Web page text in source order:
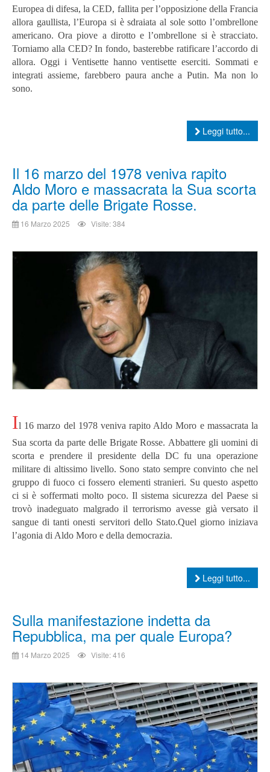
Europea di difesa, la CED, fallita per l’opposizione della Francia
allora gaullista, l’Europa si è sdraiata al sole sotto l’ombrellone
americano. Ora piove a dirotto e l’ombrellone si è stracciato.
Torniamo alla CED? In fondo, basterebbe ratificare l’accordo di
allora. Oggi i Ventisette hanno ventisette eserciti. Sommati e
integrati assieme, farebbero paura anche a Putin. Ma non lo
sono.
Leggi tutto...
Il 16 marzo del 1978 veniva rapito
Aldo Moro e massacrata la Sua scorta
da parte delle Brigate Rosse.
16 Marzo 2025 Visite: 384
Il 16 marzo del 1978 veniva rapito Aldo Moro e massacrata la
Sua scorta da parte delle Brigate Rosse. Abbattere gli uomini di
scorta e prendere il presidente della DC fu una operazione
militare di altissimo livello. Sono stato sempre convinto che nel
gruppo di fuoco ci fossero elementi stranieri. Su questo aspetto
ci si è soffermati molto poco.Il sistema sicurezza del Paese si
trovò inadeguato malgrado il terrorismo avesse già versato il
sangue di tanti onesti servitori dello Stato.Quel giorno iniziava
l’agonia di Aldo Moro e della democrazia.
Leggi tutto...
Sulla manifestazione indetta da
Repubblica, ma per quale Europa?
14 Marzo 2025 Visite: 416